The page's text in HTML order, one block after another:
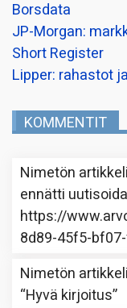
Borsdata
JP-Morgan:
Short Register
Lipper: rahastot
KOMMENTIT
Nimetön
ennätti
https://
8d89-45f5-
Nimetön
“Hyvä kirjoitus”